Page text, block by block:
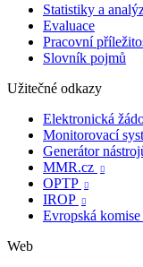
Statistiky a
Evaluace
Pracovní
Slovník pojmů
Užitečné odkazy
Elektronická
Monitorovací
Generátor
MMR.cz 
OPTP 
IROP 
Evropská
Web